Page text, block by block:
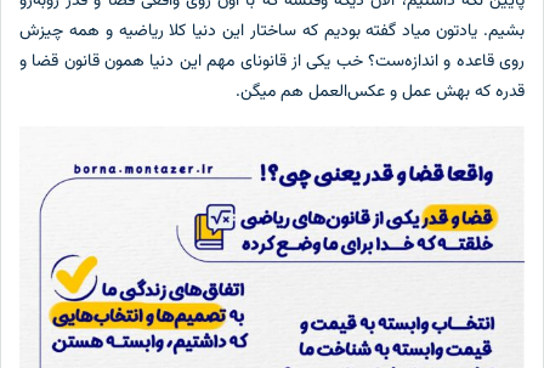
بشیم. یادتون میاد گفته بودیم که ساختار این دنیا کلا ریاضیه و همه چیزش
روی قاعده و اندازه‌ست؟ خب یکی از قانونای مهم این دنیا همون قانون قضا و
قدره که بهش عمل و عکس‌العمل هم میگن.